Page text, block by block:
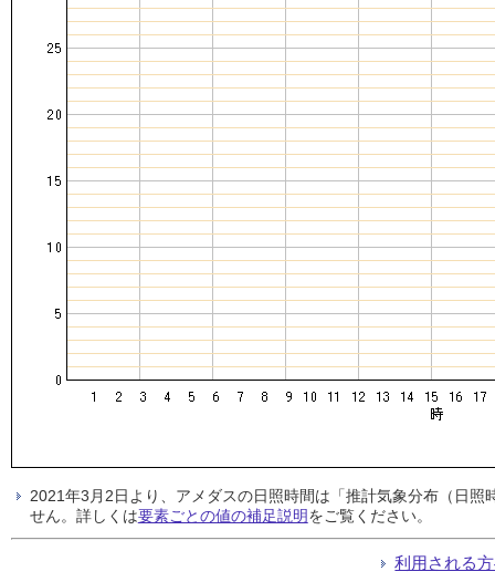
2021年3月2日より、アメダスの日照時間は「推計気象分布（日
せん。詳しくは要素ごとの値の補足説明をご覧ください。
利用される